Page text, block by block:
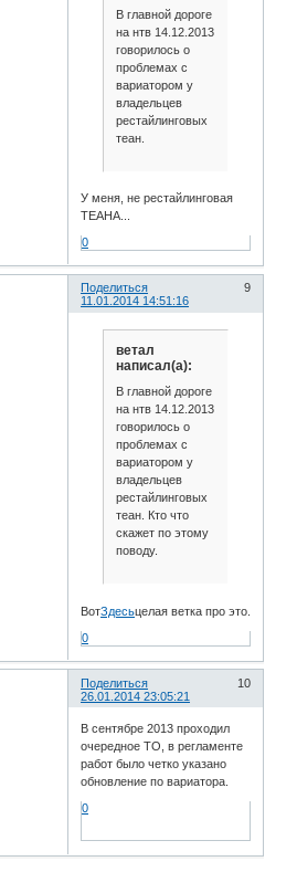
В главной дороге
на нтв 14.12.2013
говорилось о
проблемах с
вариатором у
владельцев
рестайлинговых
теан.
У меня, не рестайлинговая
ТЕАНА...
0
Поделиться
9
11.01.2014 14:51:16
ветал
написал(а):
В главной дороге
на нтв 14.12.2013
говорилось о
проблемах с
вариатором у
владельцев
рестайлинговых
теан. Кто что
скажет по этому
поводу.
ВотЗдесьцелая ветка про это.
0
Поделиться
10
26.01.2014 23:05:21
В сентябре 2013 проходил
очередное ТО, в регламенте
работ было четко указано
обновление по вариатора.
0